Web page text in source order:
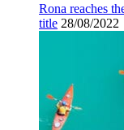
Rona reaches
title 28/08/2022